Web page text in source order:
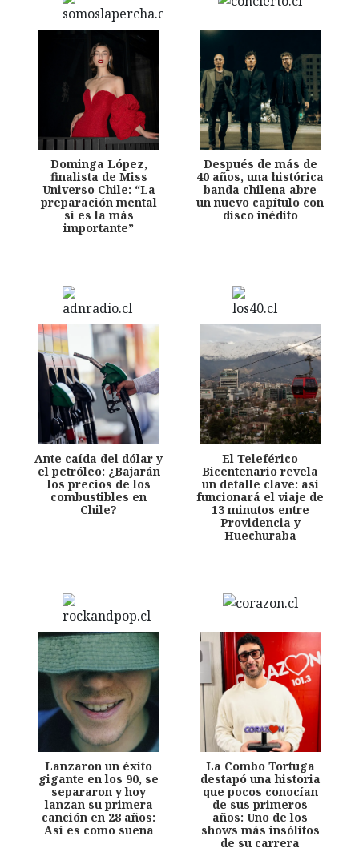
Dominga López,
finalista de Miss
Universo Chile: “La
preparación mental
sí es la más
importante”
Después de más de
40 años, una histórica
banda chilena abre
un nuevo capítulo con
disco inédito
Ante caída del dólar y
el petróleo: ¿Bajarán
los precios de los
combustibles en
Chile?
El Teleférico
Bicentenario revela
un detalle clave: así
funcionará el viaje de
13 minutos entre
Providencia y
Huechuraba
Lanzaron un éxito
gigante en los 90, se
separaron y hoy
lanzan su primera
canción en 28 años:
Así es como suena
La Combo Tortuga
destapó una historia
que pocos conocían
de sus primeros
años: Uno de los
shows más insólitos
de su carrera